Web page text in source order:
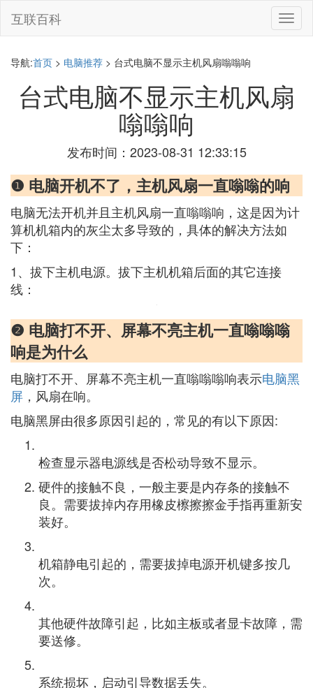
切
换
互联百科
导航:首页 > 电脑推荐 > 台式电脑不显示主机风扇嗡嗡响
台式电脑不显示主机风扇
嗡嗡响
发布时间：2023-08-31 12:33:15
❶ 电脑开机不了，主机风扇一直嗡嗡的响
电脑无法开机并且主机风扇一直嗡嗡响，这是因为计
算机机箱内的灰尘太多导致的，具体的解决方法如
下：
1、拔下主机电源。拔下主机机箱后面的其它连接
线：
❷ 电脑打不开、屏幕不亮主机一直嗡嗡嗡
响是为什么
电脑打不开、屏幕不亮主机一直嗡嗡嗡响表示电脑黑
屏 ，风扇在响。
电脑黑屏由很多原因引起的，常见的有以下原因:
检查显示器电源线是否松动导致不显示。
硬件的接触不良，一般主要是内存条的接触不
良。需要拔掉内存用橡皮檫擦擦金手指再重新安
装好。
机箱静电引起的，需要拔掉电源开机键多按几
次。
其他硬件故障引起，比如主板或者显卡故障，需
要送修。
系统损坏，启动引导数据丢失。